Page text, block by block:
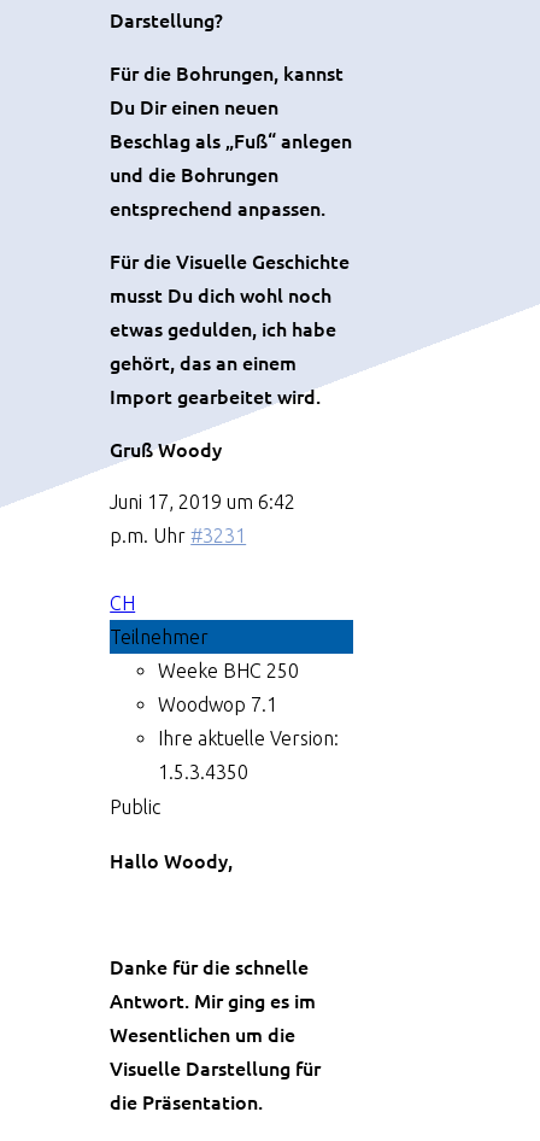
Darstellung?
Für die Bohrungen, kannst
Du Dir einen neuen
Beschlag als „Fuß“ anlegen
und die Bohrungen
entsprechend anpassen.
Für die Visuelle Geschichte
musst Du dich wohl noch
etwas gedulden, ich habe
gehört, das an einem
Import gearbeitet wird.
Gruß Woody
Juni 17, 2019 um 6:42
p.m. Uhr #3231
CH
Teilnehmer
Weeke BHC 250
Woodwop 7.1
Ihre aktuelle Version:
1.5.3.4350
Public
Hallo Woody,
Danke für die schnelle
Antwort. Mir ging es im
Wesentlichen um die
Visuelle Darstellung für
die Präsentation.